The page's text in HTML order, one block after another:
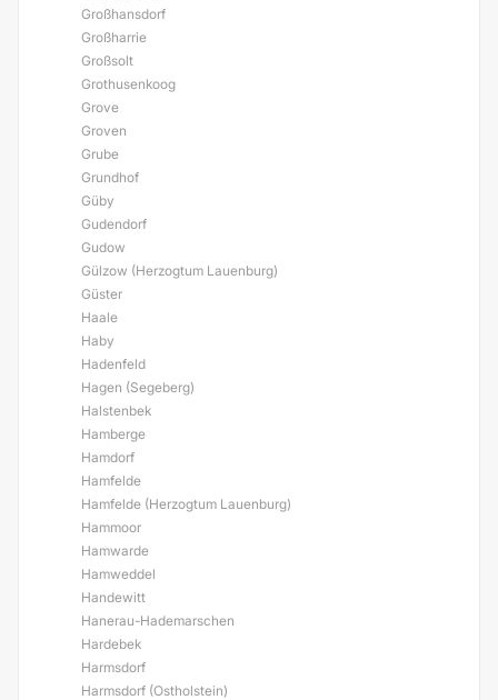
Großhansdorf
Großharrie
Großsolt
Grothusenkoog
Grove
Groven
Grube
Grundhof
Güby
Gudendorf
Gudow
Gülzow (Herzogtum Lauenburg)
Güster
Haale
Haby
Hadenfeld
Hagen (Segeberg)
Halstenbek
Hamberge
Hamdorf
Hamfelde
Hamfelde (Herzogtum Lauenburg)
Hammoor
Hamwarde
Hamweddel
Handewitt
Hanerau-Hademarschen
Hardebek
Harmsdorf
Harmsdorf (Ostholstein)